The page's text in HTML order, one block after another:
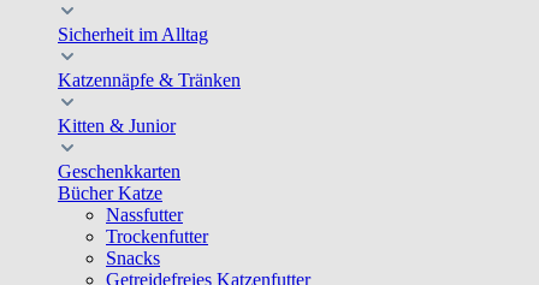
Sicherheit im Alltag
Katzennäpfe & Tränken
Kitten & Junior
Geschenkkarten
Bücher Katze
Nassfutter
Trockenfutter
Snacks
Getreidefreies Katzenfutter